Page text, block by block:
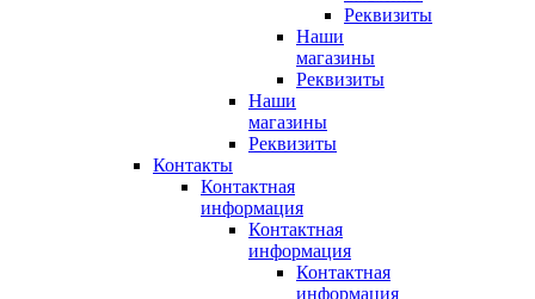
Реквизиты
Наши
магазины
Реквизиты
Наши
магазины
Реквизиты
Контакты
Контактная
информация
Контактная
информация
Контактная
информация